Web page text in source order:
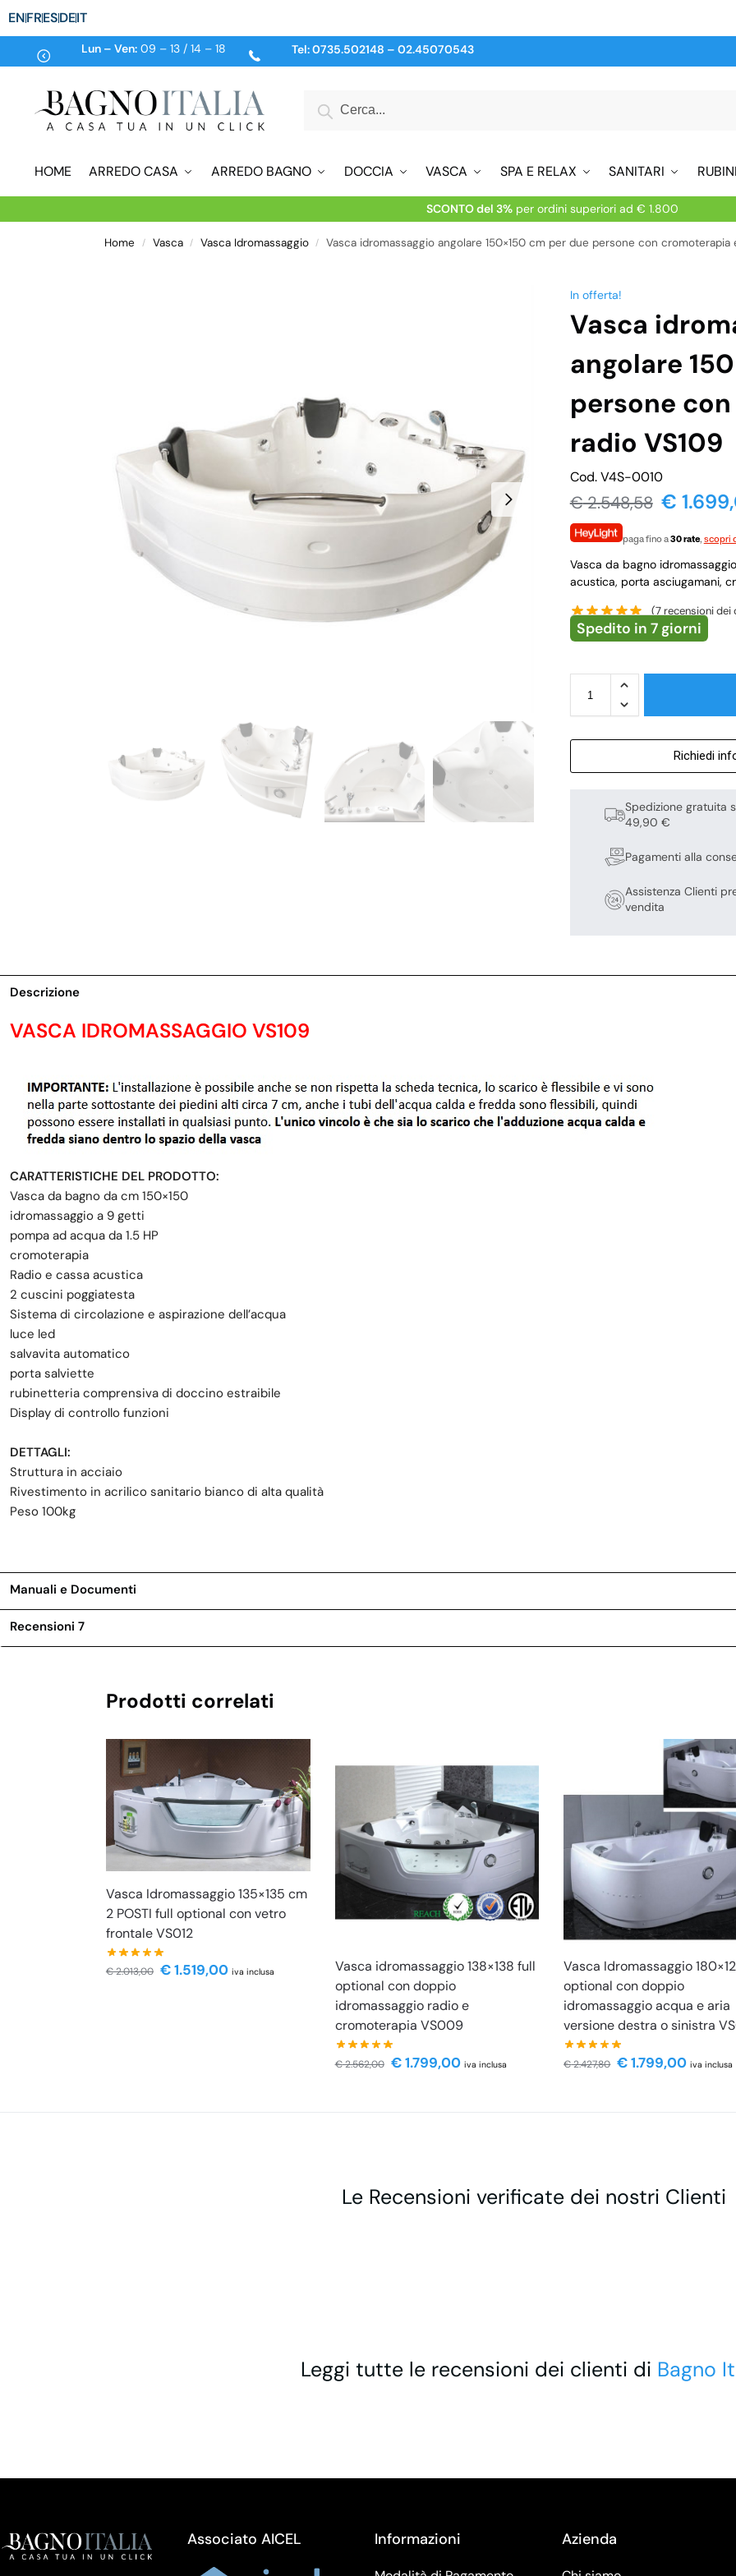
ENFRESDEIT
Lun – Ven:09 – 13 / 14 – 18 Tel:0735.502148 – 02.45070543
HOME ARREDO CASA ARREDO BAGNO DOCCIA VASCA SPA E RELAX SANITARI
SCONTO del 3%per ordini superiori ad € 1.800
Home / Vasca / Vasca Idromassaggio / Vasca idromassaggio angolare 150×150 cm per due persone con cromoterapia
In offerta!
Vasca
angolare
persone
radio VS109
Cod. V4S-0010
€2.548,58 €
paga fino a30 rate, scopri
Vasca da bagno
acustica, porta asciugamani,
(7 recensioni dei
Spedito in 7 giorni
Richiedi
Spedizione gratuita
49,90 €
Pagamenti alla
Assistenza Clienti
vendita
Descrizione
VASCA IDROMASSAGGIO VS109
CARATTERISTICHE DEL PRODOTTO:
Vasca da bagno da cm 150×150
idromassaggio a 9 getti
pompa ad acqua da 1.5 HP
cromoterapia
Radio e cassa acustica
2 cuscini poggiatesta
Sistema di circolazione e aspirazione dell’acqua
luce led
salvavita automatico
porta salviette
rubinetteria comprensiva di doccino estraibile
Display di controllo funzioni
DETTAGLI:
Struttura in acciaio
Rivestimento in acrilico sanitario bianco di alta qualità
Peso 100kg
Manuali e Documenti
Recensioni 7
Prodotti correlati
Vasca Idromassaggio 135×135 cm
2 POSTI full optional con vetro
frontale VS012
€2.013,00 €1.519,00 iva inclusa
Vasca idromassaggio 138×138 full
optional con doppio
idromassaggio radio e
cromoterapia VS009
€2.562,00 €1.799,00 iva inclusa
Vasca Idromassaggio
optional con doppio
idromassaggio acqua e aria
versione destra o sinistra
€2.427,80 €1.799,00 iva inclusa
Le Recensioni verificate dei nostri Clienti
Leggi tutte le recensioni dei clienti di Bagno
Associato AICEL Informazioni Azienda